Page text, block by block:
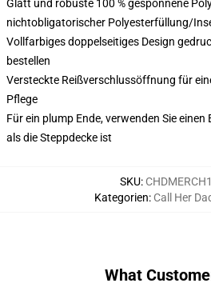
Glatt und robuste 100 % gesponnene
nichtobligatorischer Polyesterfüllung/
Vollfarbiges doppelseitiges Design
bestellen
Versteckte Reißverschlussöffnung für
Pflege
Für ein plump Ende, verwenden Sie
als die Steppdecke ist
SKU:
Kategorien: Call Her
What